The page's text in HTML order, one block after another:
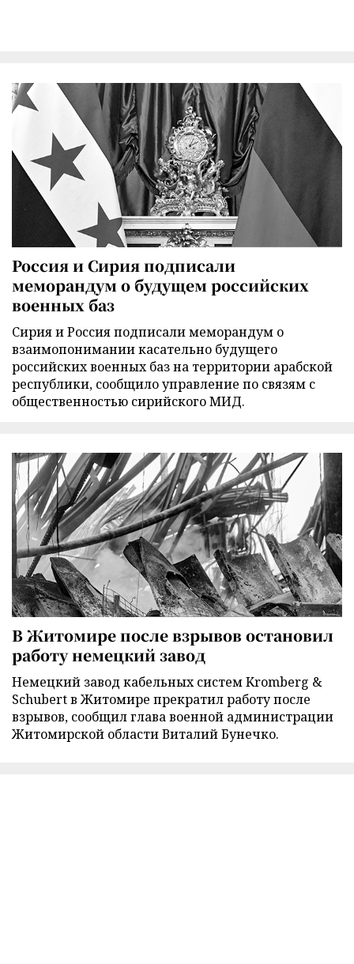
Россия и Сирия подписали
меморандум о будущем российских
военных баз
Сирия и Россия подписали меморандум о
взаимопонимании касательно будущего
российских военных баз на территории арабской
республики, сообщило управление по связям с
общественностью сирийского МИД.
В Житомире после взрывов остановил
работу немецкий завод
Немецкий завод кабельных систем Kromberg &
Schubert в Житомире прекратил работу после
взрывов, сообщил глава военной администрации
Житомирской области Виталий Бунечко.